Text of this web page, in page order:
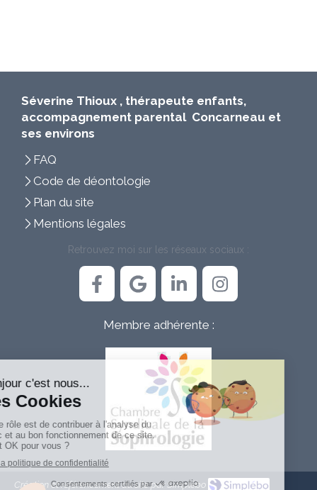
Séverine Thioux , thérapeute enfants,
accompagnement parental Concarneau et
ses environs
FAQ
Code de déontologie
Plan du site
Mentions légales
Retrouvez moi sur les réseaux sociaux :
Membre adhérente :
Création et référencement du site par Simplébo